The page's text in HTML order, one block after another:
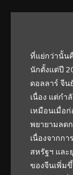
ที่แย่กว่านั้น
นักตั้งแต่ปี
ดอลลาร์ จีน
เนื่อง แต่กำ
เหมือนเมื่อ
พยายามลด
เนื่องจากก
สหรัฐฯ และ
ของจีนเพิ่ม